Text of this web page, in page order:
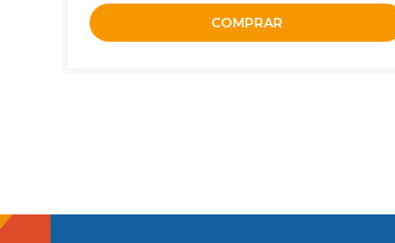
COMPRAR